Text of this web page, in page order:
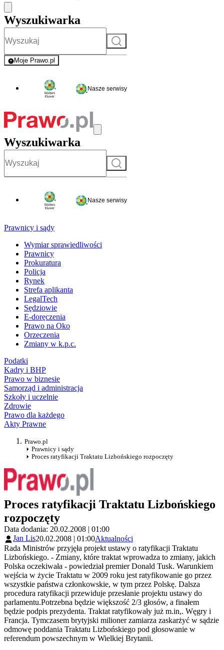
Wyszukiwarka
Szukaj
Moje Prawo.pl
- rejestracja i logowanie do serwisu
Nasze serwisy
Wyszukiwarka
Szukaj
Nasze serwisy
Prawnicy i sądy
Wymiar sprawiedliwości
Prawnicy
Prokuratura
Policja
Rynek
Strefa aplikanta
LegalTech
Sędziowie
E-doręczenia
Prawo na Oko
Orzeczenia
Zmiany w k.p.c.
Podatki
Kadry i BHP
Prawo w biznesie
Samorząd i administracja
Szkoły i uczelnie
Zdrowie
Prawo dla każdego
Akty Prawne
Prawo.pl
Prawnicy i sądy
Proces ratyfikacji Traktatu Lizbońskiego rozpoczęty
Proces ratyfikacji Traktatu Lizbońskiego
rozpoczęty
Data dodania: 20.02.2008 | 01:00
Jan Lis20.02.2008 | 01:00Aktualności
Rada Ministrów przyjęła projekt ustawy o ratyfikacji Traktatu
Lizbońskiego. - Zmiany, które traktat wprowadza to zmiany, jakich
Polska oczekiwała - powiedział premier Donald Tusk. Warunkiem
wejścia w życie Traktatu w 2009 roku jest ratyfikowanie go przez
wszystkie państwa członkowskie, w tym przez Polskę. Dalsza
procedura ratyfikacji przewiduje przesłanie projektu ustawy do
parlamentu.Potrzebna będzie większość 2/3 głosów, a finałem
będzie podpis prezydenta. Traktat ratyfikowały już m.in,. Węgry i
Francja. Tymczasem brytyjski milioner zamiarza zaskarżyć w sądzie
odmowę poddania Traktatu Lizbońskiego pod głosowanie w
referendum powszechnym w Wielkiej Brytanii.